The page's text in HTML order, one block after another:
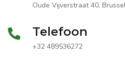
Oude Vijverstraat 40,
Telefoon
+32 489536272